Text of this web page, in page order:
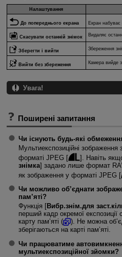
Налаштування
До попереднього екрана Екран набуває
Скасувати останній знімок Видаляє
Зберегти і вийти Збереження
Вийти без збереження Камера вийде
Увага!
Поширені запитання
Чи існують будь-які
Мультиекспозиційні
форматі JPEG [
]. Навіть
знімка] задано лише формат
як зображення у форматі JPEG [
Чи можливо об’єднати
пам’яті?
Функція [Вибр.знім.для
перший кадр окремої
карту пам’яті (
). Не можна
зберігаються на карті пам’яті.
Чи працюватиме
мультиекспозиційної зйомки?